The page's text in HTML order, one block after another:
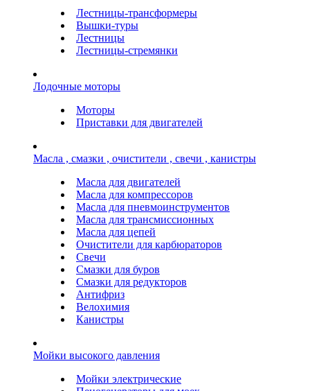
Лестницы-трансформеры
Вышки-туры
Лестницы
Лестницы-стремянки
Лодочные моторы
Моторы
Приставки для двигателей
Масла , смазки , очистители , свечи , канистры
Масла для двигателей
Масла для компрессоров
Масла для пневмоинструментов
Масла для трансмиссионных
Масла для цепей
Очистители для карбюраторов
Свечи
Смазки для буров
Смазки для редукторов
Антифриз
Велохимия
Канистры
Мойки высокого давления
Мойки электрические